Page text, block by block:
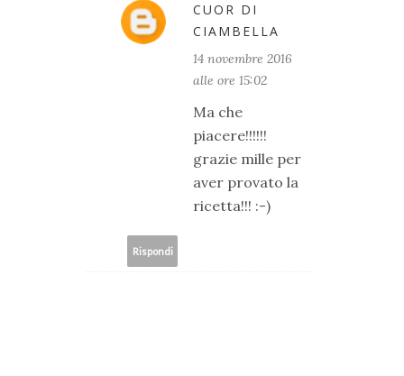
CUOR DI
CIAMBELLA
14 novembre 2016
alle ore 15:02
Ma che
piacere!!!!!!
grazie mille per
aver provato la
ricetta!!! :-)
Rispondi